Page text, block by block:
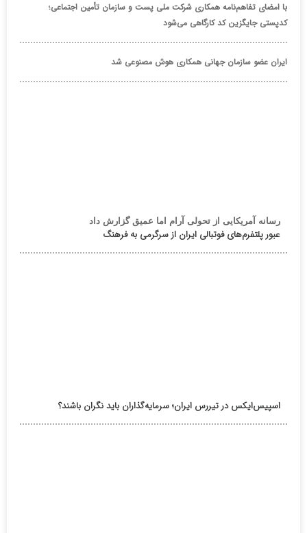
با امضای تفاهم‌نامه همکاری شرکت ملی پست و سازمان تأمین اجتماعی؛
کدپستی جایگزین کد کارگاهی می‌شود
ایران عضو سازمان جهانی همکاری هوش مصنوعی شد
رسانه آمریکایی از تحولی آرام اما عمیق گزارش داد
عبور پلتفرم‌های فوتبالی ایران از سرگرمی به فرهنگ
اسپیس‌ایکس در تیررس ایران؛ سرمایه‌گذاران باید نگران باشند؟